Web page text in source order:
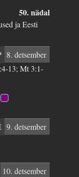
50. nädal
ja Eesti
8. detsember
13; Mt 3:1-
9. detsember
10. detsember